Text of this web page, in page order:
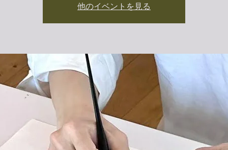
他のイベントを見る